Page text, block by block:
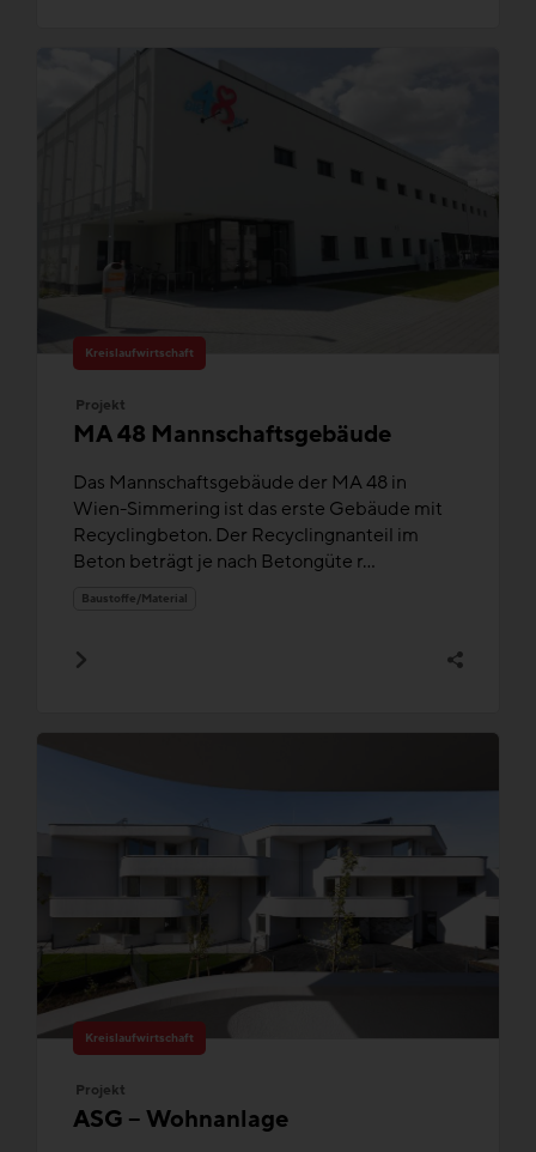
Kreislaufwirtschaft
Projekt
MA 48 Mannschaftsgebäude
Das Mannschaftsgebäude der MA 48 in
Wien-Simmering ist das erste Gebäude mit
Recyclingbeton. Der Recyclingnanteil im
Beton beträgt je nach Betongüte r...
Baustoffe/Material
Kreislaufwirtschaft
Projekt
ASG – Wohnanlage